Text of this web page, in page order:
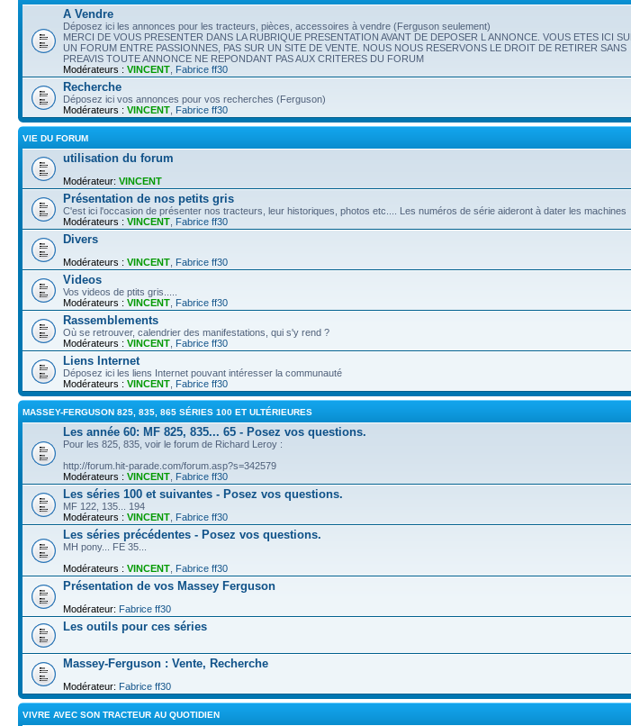
A Vendre
Déposez ici les annonces pour les tracteurs, pièces, accessoires à vendre (Ferguson seulement)
MERCI DE VOUS PRESENTER DANS LA RUBRIQUE PRESENTATION AVANT DE DEPOSER L ANNONCE. VOUS ETES ICI
UN FORUM ENTRE PASSIONNES, PAS SUR UN SITE DE VENTE. NOUS NOUS RESERVONS LE DROIT DE RETIRER SANS
PREAVIS TOUTE ANNONCE NE REPONDANT PAS AUX CRITERES DU FORUM
Modérateurs : VINCENT Fabrice ff30
Recherche
Déposez ici vos annonces pour vos recherches (Ferguson)
Modérateurs : VINCENT Fabrice ff30
VIE DU FORUM
utilisation du forum
Modérateur: VINCENT
Présentation de nos petits gris
C'est ici l'occasion de présenter nos tracteurs, leur historiques, photos etc.... Les numéros de série aideront à dater les machines
Modérateurs : VINCENT Fabrice ff30
Divers
Modérateurs : VINCENT Fabrice ff30
Videos
Vos videos de ptits gris.....
Modérateurs : VINCENT Fabrice ff30
Rassemblements
Où se retrouver, calendrier des manifestations, qui s'y rend ?
Modérateurs : VINCENT Fabrice ff30
Liens Internet
Déposez ici les liens Internet pouvant intéresser la communauté
Modérateurs : VINCENT Fabrice ff30
MASSEY-FERGUSON 825, 835, 865 SÉRIES 100 ET ULTÉRIEURES
Les année 60: MF 825, 835... 65 - Posez vos questions.
Pour les 825, 835, voir le forum de Richard Leroy :
http://forum.hit-parade.com/forum.asp?s=342579
Modérateurs : VINCENT Fabrice ff30
Les séries 100 et suivantes - Posez vos questions.
MF 122, 135... 194
Modérateurs : VINCENT Fabrice ff30
Les séries précédentes - Posez vos questions.
MH pony... FE 35...
Modérateurs : VINCENT Fabrice ff30
Présentation de vos Massey Ferguson
Modérateur: Fabrice ff30
Les outils pour ces séries
Massey-Ferguson : Vente, Recherche
Modérateur: Fabrice ff30
VIVRE AVEC SON TRACTEUR AU QUOTIDIEN